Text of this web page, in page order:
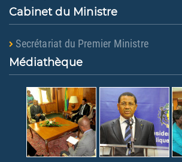
Cabinet du Ministre
Secrétariat du Premier Ministre
Médiathèque